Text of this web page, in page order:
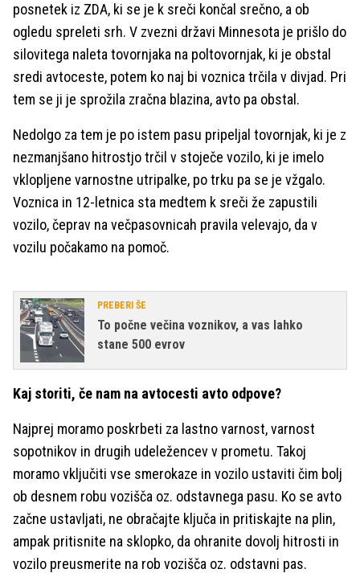
posnetek iz ZDA, ki se je k sreči končal srečno, a ob
ogledu spreleti srh. V zvezni državi Minnesota je prišlo do
silovitega naleta tovornjaka na poltovornjak, ki je obstal
sredi avtoceste, potem ko naj bi voznica trčila v divjad. Pri
tem se ji je sprožila zračna blazina, avto pa obstal.
Nedolgo za tem je po istem pasu pripeljal tovornjak, ki je z
nezmanjšano hitrostjo trčil v stoječe vozilo, ki je imelo
vklopljene varnostne utripalke, po trku pa se je vžgalo.
Voznica in 12-letnica sta medtem k sreči že zapustili
vozilo, čeprav na večpasovnicah pravila velevajo, da v
vozilu počakamo na pomoč.
PREBERI ŠE
To počne večina voznikov, a vas lahko
stane 500 evrov
Kaj storiti, če nam na avtocesti avto odpove?
Najprej moramo poskrbeti za lastno varnost, varnost
sopotnikov in drugih udeležencev v prometu. Takoj
moramo vključiti vse smerokaze in vozilo ustaviti čim bolj
ob desnem robu vozišča oz. odstavnega pasu. Ko se avto
začne ustavljati, ne obračajte ključa in pritiskajte na plin,
ampak pritisnite na sklopko, da ohranite dovolj hitrosti in
vozilo preusmerite na rob vozišča oz. odstavni pas.